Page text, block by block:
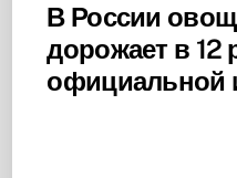
В России
дорожает в 12